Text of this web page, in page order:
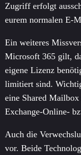
Zugriff erfolgt
eurem normalen E-
Ein weiteres
Microsoft 365 gilt,
eigene Lizenz
limitiert sind.
eine Shared
Exchange-Online-
Auch die
vor. Beide